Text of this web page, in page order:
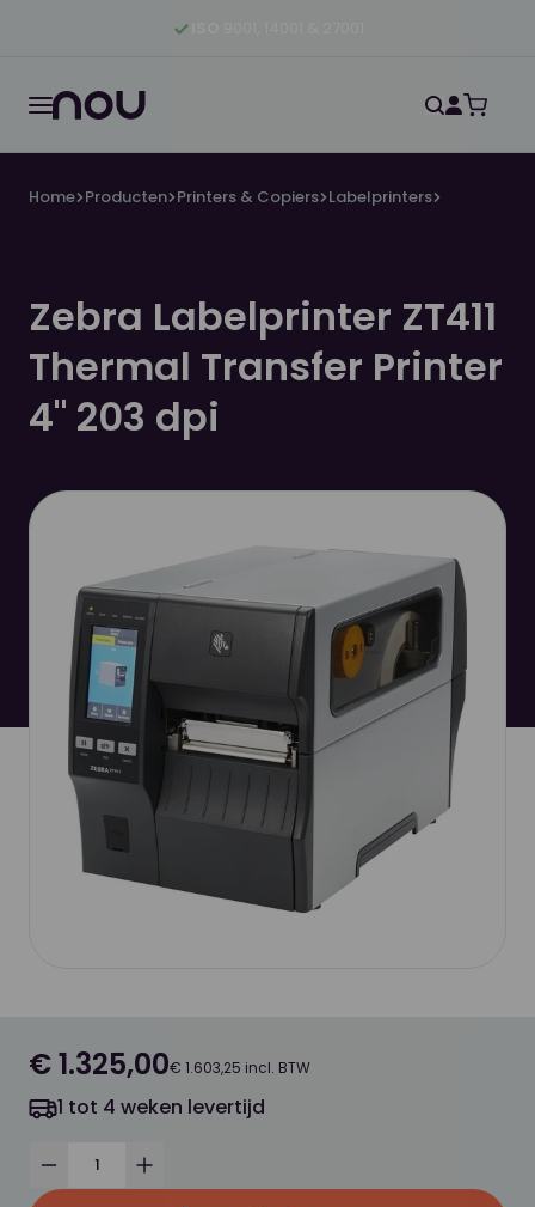
Ga naar hoofdinhoud
Ga naar hoofdnavigatie
Home Producten Printers & Copiers Labelprinters
Zebra Labelprinter ZT411
Thermal Transfer Printer
4" 203 dpi
€ 1.325,00€ 1.603,25 incl. BTW
1 tot 4 weken levertijd
VerminderVerhoog